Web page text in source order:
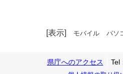
[表示] モバイル パソ
県庁へのアクセス Tel